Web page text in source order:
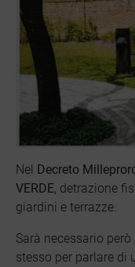
Nel Decreto
VERDE, detrazione
giardini e terrazze.
Sarà necessario
stesso per parlare di